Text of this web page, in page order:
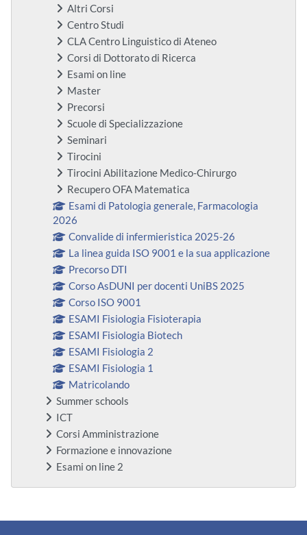
Altri Corsi
Centro Studi
CLA Centro Linguistico di Ateneo
Corsi di Dottorato di Ricerca
Esami on line
Master
Precorsi
Scuole di Specializzazione
Seminari
Tirocini
Tirocini Abilitazione Medico-Chirurgo
Recupero OFA Matematica
Esami di Patologia generale, Farmacologia
2026
Convalide di infermieristica 2025-26
La linea guida ISO 9001 e la sua applicazione
Precorso DTI
Corso AsDUNI per docenti UniBS 2025
Corso ISO 9001
ESAMI Fisiologia Fisioterapia
ESAMI Fisiologia Biotech
ESAMI Fisiologia 2
ESAMI Fisiologia 1
Matricolando
Summer schools
ICT
Corsi Amministrazione
Formazione e innovazione
Esami on line 2
Ergänzungsblöcke